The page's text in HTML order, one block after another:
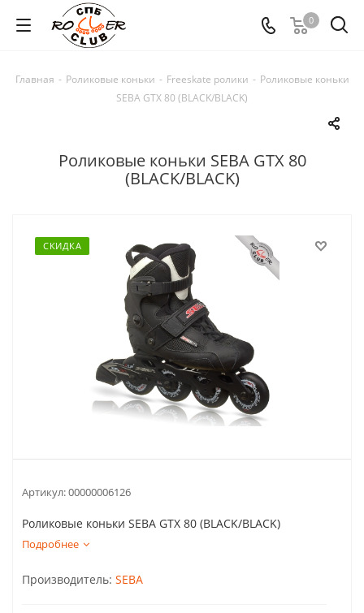
0
Главная - Роликовые коньки - Freeskate ролики - Роликовые коньки
SEBA GTX 80 (BLACK/BLACK)
Роликовые коньки SEBA GTX 80
(BLACK/BLACK)
СКИДКА
Артикул:00000006126
Роликовые коньки SEBA GTX 80 (BLACK/BLACK)
Подробнее
Производитель: SEBA